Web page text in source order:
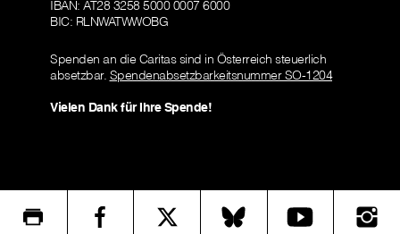
IBAN: AT28 3258 5000 0007 6000
BIC: RLNWATWWOBG
Spenden an die Caritas sind in Österreich steuerlich
absetzbar. Spendenabsetzbarkeitsnummer SO-1204
Vielen Dank für Ihre Spende!